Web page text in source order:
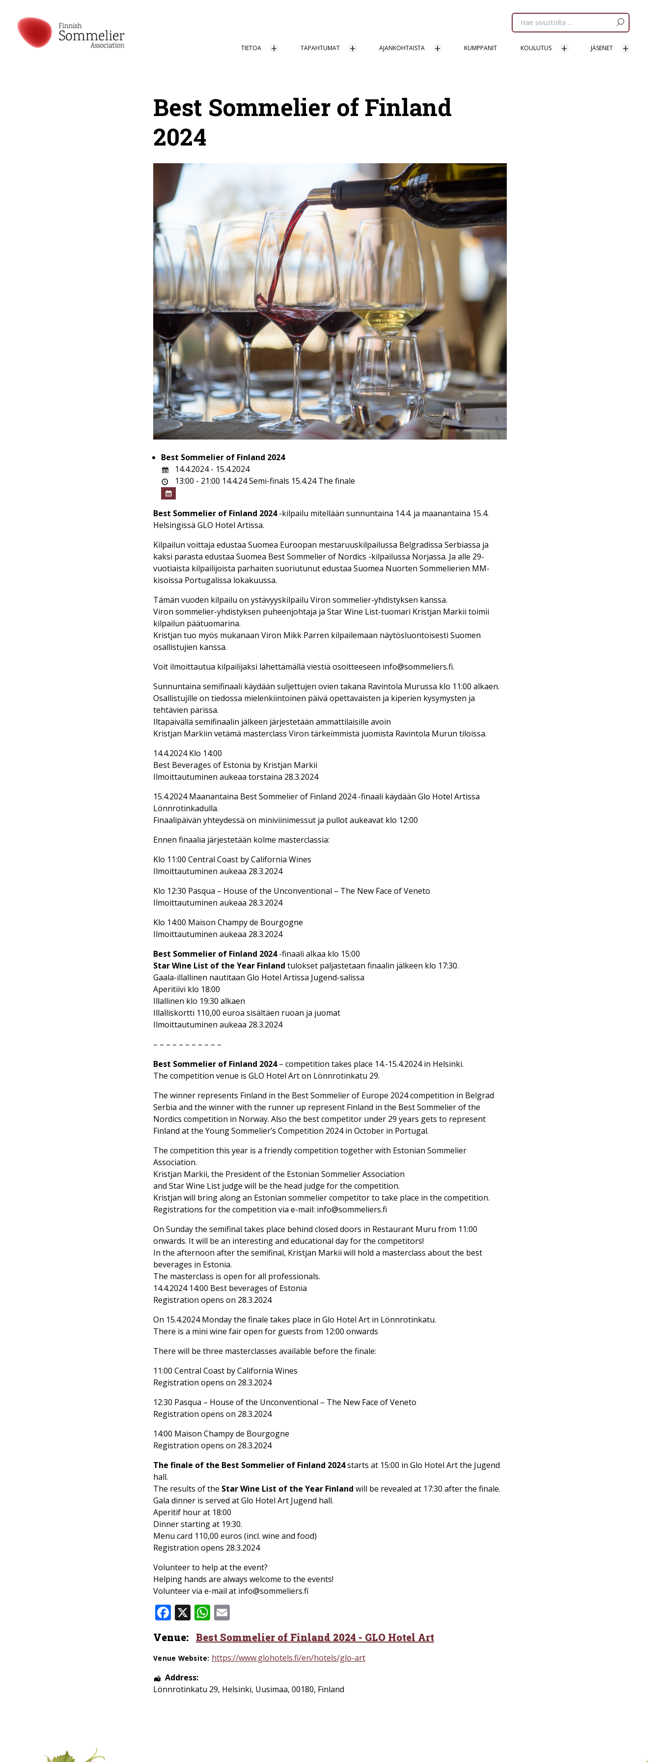
TIETOA TAPAHTUMAT AJANKOHTAISTA KUMPPANIT KOULUTUS JÄSENET
Etsi
sivua:
Best Sommelier of Finland
2024
Best Sommelier of Finland 2024
14.4.2024 - 15.4.2024
13:00 - 21:00 14.4.24 Semi-finals 15.4.24 The finale
Best Sommelier of Finland 2024-kilpailu mitellään sunnuntaina 14.4. ja maanantaina 15.4.
Helsingissä GLO Hotel Artissa.
Kilpailun voittaja edustaa Suomea Euroopan mestaruuskilpailussa Belgradissa Serbiassa ja
kaksi parasta edustaa Suomea Best Sommelier of Nordics -kilpailussa Norjassa. Ja alle 29-
vuotiaista kilpailijoista parhaiten suoriutunut edustaa Suomea Nuorten Sommelierien MM-
kisoissa Portugalissa lokakuussa.
Tämän vuoden kilpailu on ystävyyskilpailu Viron sommelier-yhdistyksen kanssa.
Viron sommelier-yhdistyksen puheenjohtaja ja Star Wine List-tuomari Kristjan Markii toimii
kilpailun päätuomarina.
Kristjan tuo myös mukanaan Viron Mikk Parren kilpailemaan näytösluontoisesti Suomen
osallistujien kanssa.
Voit ilmoittautua kilpailijaksi lähettämällä viestiä osoitteeseen info@sommeliers.fi.
Sunnuntaina semifinaali käydään suljettujen ovien takana Ravintola Murussa klo 11:00 alkaen.
Osallistujille on tiedossa mielenkiintoinen päivä opettavaisten ja kiperien kysymysten ja
tehtävien parissa.
Iltapäivällä semifinaalin jälkeen järjestetään ammattilaisille avoin
Kristjan Markiin vetämä masterclass Viron tärkeimmistä juomista Ravintola Murun tiloissa.
14.4.2024 Klo 14:00
Best Beverages of Estonia by Kristjan Markii
Ilmoittautuminen aukeaa torstaina 28.3.2024
15.4.2024 Maanantaina Best Sommelier of Finland 2024 -finaali käydään Glo Hotel Artissa
Lönnrotinkadulla.
Finaalipäivän yhteydessä on miniviinimessut ja pullot aukeavat klo 12:00
Ennen finaalia järjestetään kolme masterclassia:
Klo 11:00 Central Coast by California Wines
Ilmoittautuminen aukeaa 28.3.2024
Klo 12:30 Pasqua – House of the Unconventional – The New Face of Veneto
Ilmoittautuminen aukeaa 28.3.2024
Klo 14:00 Maison Champy de Bourgogne
Ilmoittautuminen aukeaa 28.3.2024
Best Sommelier of Finland 2024-finaali alkaa klo 15:00
Star Wine List of the Year Finland tulokset paljastetaan finaalin jälkeen klo 17:30.
Gaala-illallinen nautitaan Glo Hotel Artissa Jugend-salissa
Aperitiivi klo 18:00
Illallinen klo 19:30 alkaen
Illalliskortti 110,00 euroa sisältäen ruoan ja juomat
Ilmoittautuminen aukeaa 28.3.2024
– – – – – – – – – – –
Best Sommelier of Finland 2024– competition takes place 14.-15.4.2024 in Helsinki.
The competition venue is GLO Hotel Art on Lönnrotinkatu 29.
The winner represents Finland in the Best Sommelier of Europe 2024 competition in Belgrad
Serbia and the winner with the runner up represent Finland in the Best Sommelier of the
Nordics competition in Norway. Also the best competitor under 29 years gets to represent
Finland at the Young Sommelier’s Competition 2024 in October in Portugal.
The competition this year is a friendly competition together with Estonian Sommelier
Association.
Kristjan Markii, the President of the Estonian Sommelier Association
and Star Wine List judge will be the head judge for the competition.
Kristjan will bring along an Estonian sommelier competitor to take place in the competition.
Registrations for the competition via e-mail: info@sommeliers.fi
On Sunday the semifinal takes place behind closed doors in Restaurant Muru from 11:00
onwards. It will be an interesting and educational day for the competitors!
In the afternoon after the semifinal, Kristjan Markii will hold a masterclass about the best
beverages in Estonia.
The masterclass is open for all professionals.
14.4.2024 14:00 Best beverages of Estonia
Registration opens on 28.3.2024
On 15.4.2024 Monday the finale takes place in Glo Hotel Art in Lönnrotinkatu.
There is a mini wine fair open for guests from 12:00 onwards
There will be three masterclasses available before the finale:
11:00 Central Coast by California Wines
Registration opens on 28.3.2024
12:30 Pasqua – House of the Unconventional – The New Face of Veneto
Registration opens on 28.3.2024
14:00 Maison Champy de Bourgogne
Registration opens on 28.3.2024
The finale of the Best Sommelier of Finland 2024starts at 15:00 in Glo Hotel Art the Jugend
hall.
The results of the Star Wine List of the Year Finland will be revealed at 17:30 after the finale.
Gala dinner is served at Glo Hotel Art Jugend hall.
Aperitif hour at 18:00
Dinner starting at 19:30.
Menu card 110,00 euros (incl. wine and food)
Registration opens 28.3.2024
Volunteer to help at the event?
Helping hands are always welcome to the events!
Volunteer via e-mail at info@sommeliers.fi
Facebook
X WhatsApp
Venue: Best Sommelier of Finland 2024 - GLO Hotel Art
Venue Website: https://www.glohotels.fi/en/hotels/glo-art
Address:
Lönnrotinkatu 29, Helsinki, Uusimaa, 00180, Finland